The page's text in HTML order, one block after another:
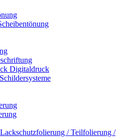
Digitaldruck
/ Teilfolierung /